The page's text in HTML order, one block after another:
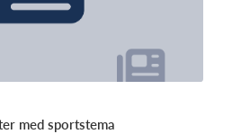
med sportstema